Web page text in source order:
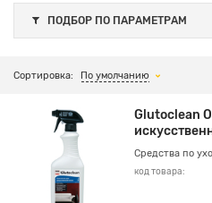
ПОДБОР ПО ПАРАМЕТРАМ
Сортировка: По умолчанию
Glutoclean
Средства по
код товара: